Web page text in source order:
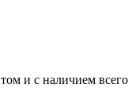
и с наличием всего